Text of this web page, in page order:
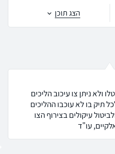
הצג תוכן
ולא ניתן צו עיכוב הליכים
תיק בו לא עוכבו ההליכים
עיקולים בצירוף הצו
עו"ד